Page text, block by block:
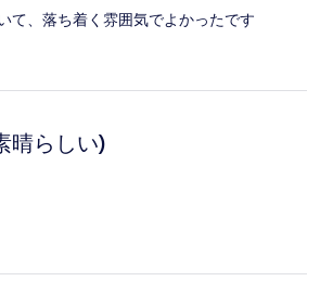
て、落ち着く雰囲気でよかったです
晴らしい)